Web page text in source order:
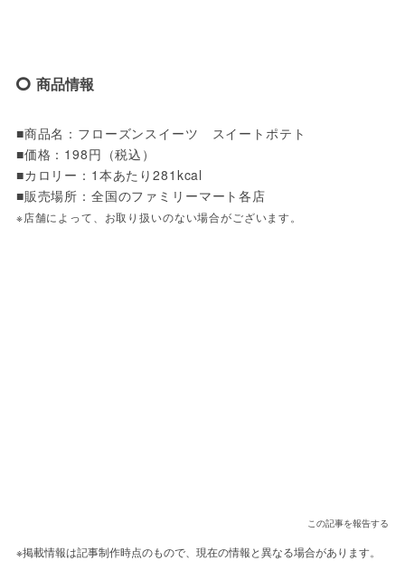
商品情報
■商品名：フローズンスイーツ　スイートポテト
■価格：198円（税込）
■カロリー：1本あたり281kcal
※店舗によって、お取り扱いのない場合がございます。
この記事を報告する
※掲載情報は記事制作時点のもので、現在の情報と異なる場合があります。